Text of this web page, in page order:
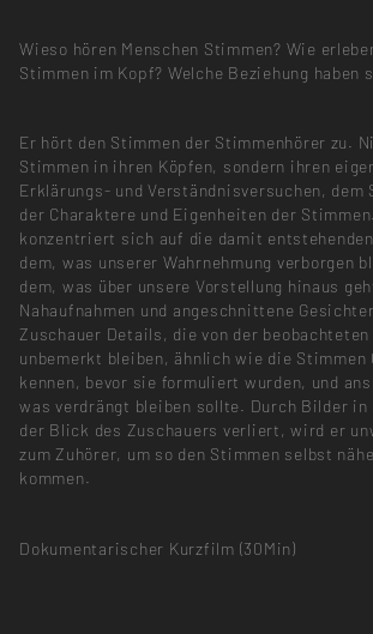
Wieso hören Menschen Stimmen? Wie
Stimmen im Kopf? Welche Beziehung haben
Er hört den Stimmen der Stimmenhörer zu.
Stimmen in ihren Köpfen, sondern ihren
Erklärungs- und Verständnisversuchen, dem
der Charaktere und Eigenheiten der
konzentriert sich auf die damit
dem, was unserer Wahrnehmung verborgen
dem, was über unsere Vorstellung hinaus
Nahaufnahmen und angeschnittene
Zuschauer Details, die von der beobachteten
unbemerkt bleiben, ähnlich wie die Stimmen
kennen, bevor sie formuliert wurden, und
was verdrängt bleiben sollte. Durch Bilder in
der Blick des Zuschauers verliert, wird er
zum Zuhörer, um so den Stimmen selbst
kommen.
Dokumentarischer Kurzfilm (30Min)